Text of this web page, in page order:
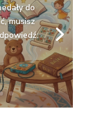
do
musisz